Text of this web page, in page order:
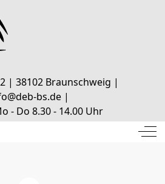
| 38102 Braunschweig |
bs.de |
- Do 8.30 - 14.00 Uhr